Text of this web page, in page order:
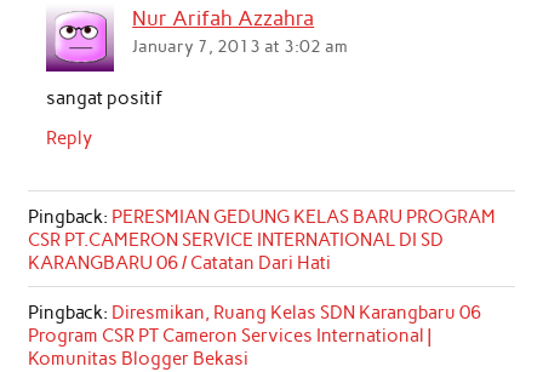
Nur Arifah Azzahra
January 7, 2013 at 3:02 am
sangat positif
Reply
Pingback: PERESMIAN GEDUNG KELAS BARU PROGRAM
CSR PT.CAMERON SERVICE INTERNATIONAL DI SD
KARANGBARU 06 / Catatan Dari Hati
Pingback: Diresmikan, Ruang Kelas SDN Karangbaru 06
Program CSR PT Cameron Services International |
Komunitas Blogger Bekasi